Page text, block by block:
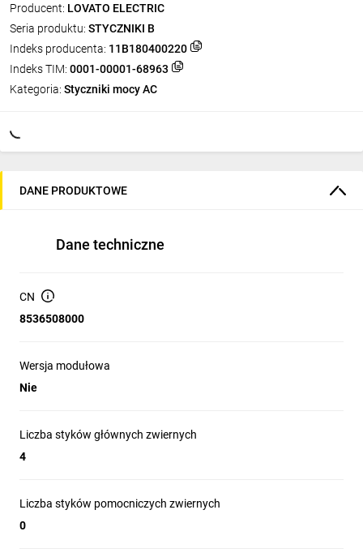
Producent: LOVATO ELECTRIC
Seria produktu: STYCZNIKI B
Indeks producenta: 11B180400220
Indeks TIM: 0001-00001-68963
Kategoria: Styczniki mocy AC
DANE PRODUKTOWE
Dane techniczne
CN
8536508000
Wersja modułowa
Nie
Liczba styków głównych zwiernych
4
Liczba styków pomocniczych zwiernych
0